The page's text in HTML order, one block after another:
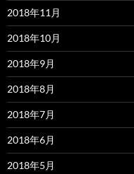
2018年11月
2018年10月
2018年9月
2018年8月
2018年7月
2018年6月
2018年5月